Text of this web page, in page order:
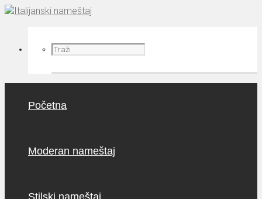
Početna
Moderan nameštaj
Stilski nameštaj